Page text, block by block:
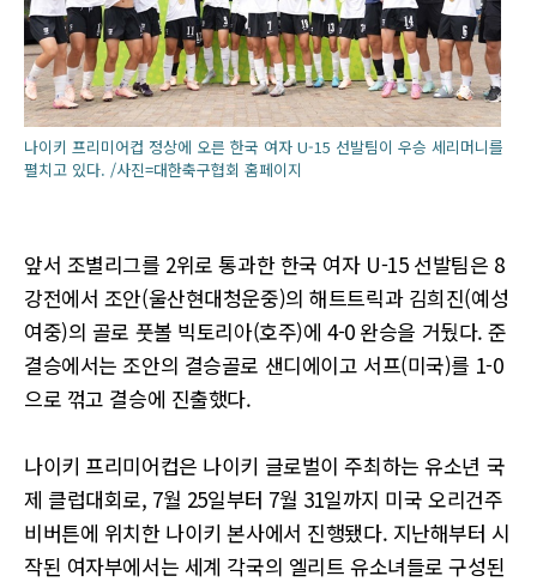
나이키 프리미어컵 정상에 오른 한국 여자 U-15 선발팀이 우승 세리머니를
펼치고 있다. /사진=대한축구협회 홈페이지
앞서 조별리그를 2위로 통과한 한국 여자 U-15 선발팀은 8
강전에서 조안(울산현대청운중)의 해트트릭과 김희진(예성
여중)의 골로 풋볼 빅토리아(호주)에 4-0 완승을 거뒀다. 준
결승에서는 조안의 결승골로 샌디에이고 서프(미국)를 1-0
으로 꺾고 결승에 진출했다.
나이키 프리미어컵은 나이키 글로벌이 주최하는 유소년 국
제 클럽대회로, 7월 25일부터 7월 31일까지 미국 오리건주
비버튼에 위치한 나이키 본사에서 진행됐다. 지난해부터 시
작된 여자부에서는 세계 각국의 엘리트 유소녀들로 구성된